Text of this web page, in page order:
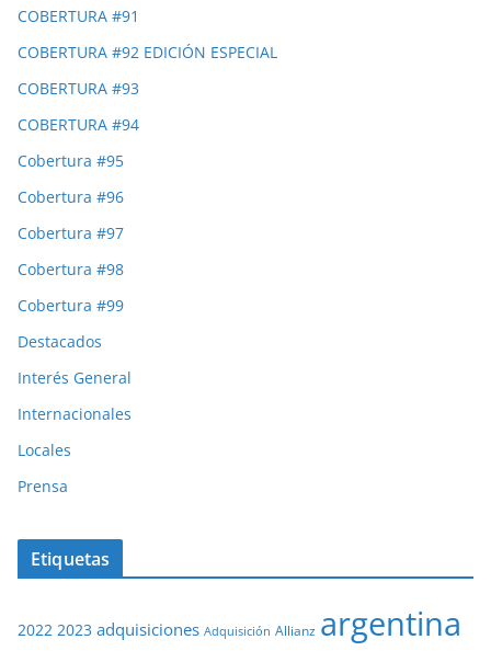
COBERTURA #91
COBERTURA #92 EDICIÓN ESPECIAL
COBERTURA #93
COBERTURA #94
Cobertura #95
Cobertura #96
Cobertura #97
Cobertura #98
Cobertura #99
Destacados
Interés General
Internacionales
Locales
Prensa
Etiquetas
2022 2023 adquisiciones Adquisición Allianz argentina